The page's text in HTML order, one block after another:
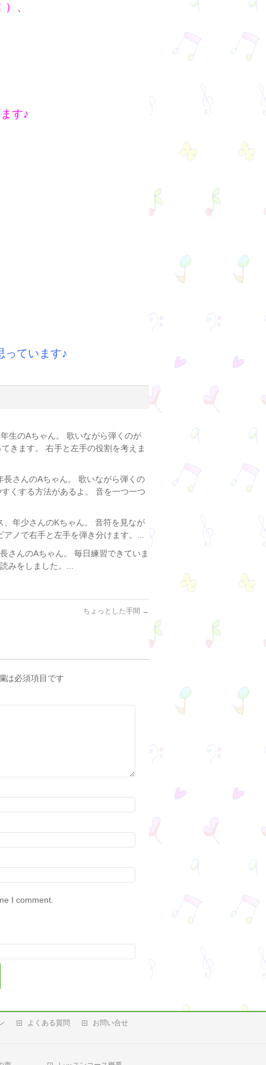
、
す♪
っています♪
生のAちゃん。 歌いながら弾くのが
きます。 右手と左手の役割を考えま
さんのAちゃん。 歌いながら弾くの
くする方法があるよ。 音を一つ一つ
年少さんのKちゃん。 音符を見なが
ノで右手と左手を弾き分けます。...
さんのAちゃん。 毎日練習できていま
みをしました。...
ちょっとした手間 →
は必須項目です
I comment.
よくある質問 お問い合せ